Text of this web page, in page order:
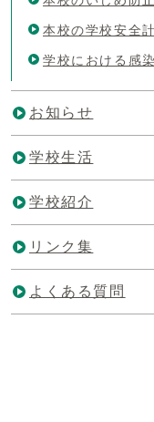
本校の学校安全
学校における感
お知らせ
学校生活
学校紹介
リンク集
よくある質問